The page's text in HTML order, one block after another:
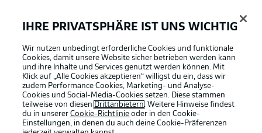
der TSG Hoffenheim und RB Leipzig. Anpfiff der Partie,
die den 31. Bundesliga-Spieltag der Saison 2019/20
eröffnet, ist um 20.30 Uhr in der Pre Zero Arena.
IHRE PRIVATSPHÄRE IST UNS WICHTIG
Wir nutzen unbedingt erforderliche Cookies und funktionale
Cookies, damit unsere Website sicher betrieben werden kann
und ihre Inhalte und Services genutzt werden können. Mit
Klick auf „Alle Cookies akzeptieren“ willigst du ein, dass wir
zudem Performance Cookies, Marketing- und Analyse-
Cookies und Social-Media-Cookies setzen. Diese stammen
teilweise von diesen Drittanbietern. Weitere Hinweise findest
du in unsererCookie-Richtlinie oder in den Cookie-
Einstellungen, in denen du auch deine Cookie-Präferenzen